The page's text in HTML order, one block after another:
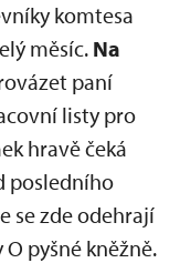
komtesa
měsíc. Na
paní
listy pro
hravě čeká
posledního
se zde odehrají
pyšné kněžně.